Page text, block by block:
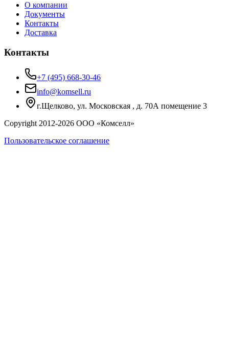
О компании
Документы
Контакты
Доставка
Контакты
+7 (495) 668-30-46
info@komsell.ru
г.Щелково, ул. Московская , д. 70А помещение 3
Copyright 2012-2026 ООО «Комселл»
Пользовательское соглашение